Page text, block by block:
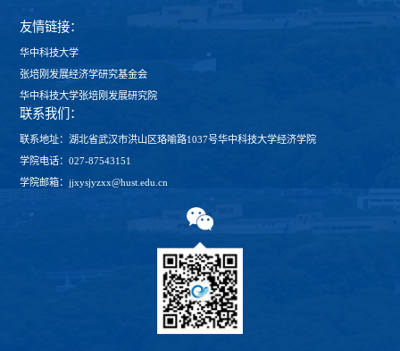
友情链接：
华中科技大学
张培刚发展经济学研究基金会
华中科技大学张培刚发展研究院
联系我们：
联系地址：湖北省武汉市洪山区珞喻路1037号华中科技大学经济学院
学院电话：027-87543151
学院邮箱：jjxysjyzxx@hust.edu.cn